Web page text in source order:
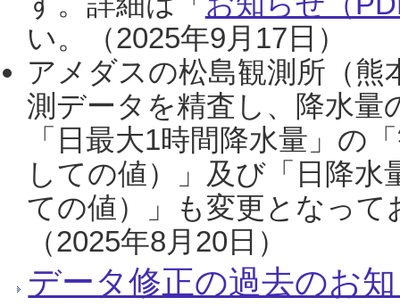
い。（2025年9月17日）
アメダスの松島観測所（熊
測データを精査し、降水
「日最大1時間降水量」の
しての値）」及び「日降
ての値）」も変更となっ
（2025年8月20日）
データ修正の過去のお